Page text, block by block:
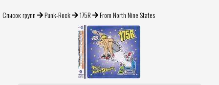
Список групп Punk-Rock 175R From North Nine States